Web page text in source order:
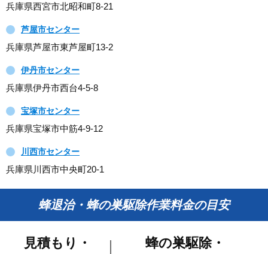
兵庫県西宮市北昭和町8-21
芦屋市センター
兵庫県芦屋市東芦屋町13-2
伊丹市センター
兵庫県伊丹市西台4-5-8
宝塚市センター
兵庫県宝塚市中筋4-9-12
川西市センター
兵庫県川西市中央町20-1
蜂退治・蜂の巣駆除作業料金の目安
見積もり・
蜂の巣駆除・